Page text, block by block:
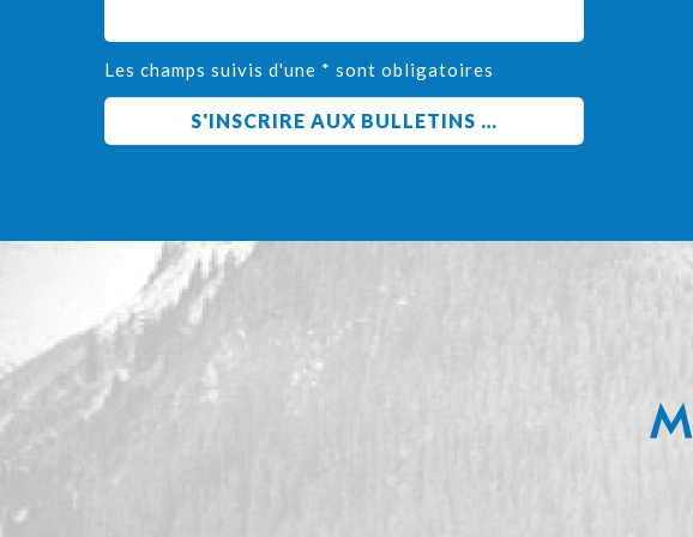
Les champs suivis d'une * sont obligatoires